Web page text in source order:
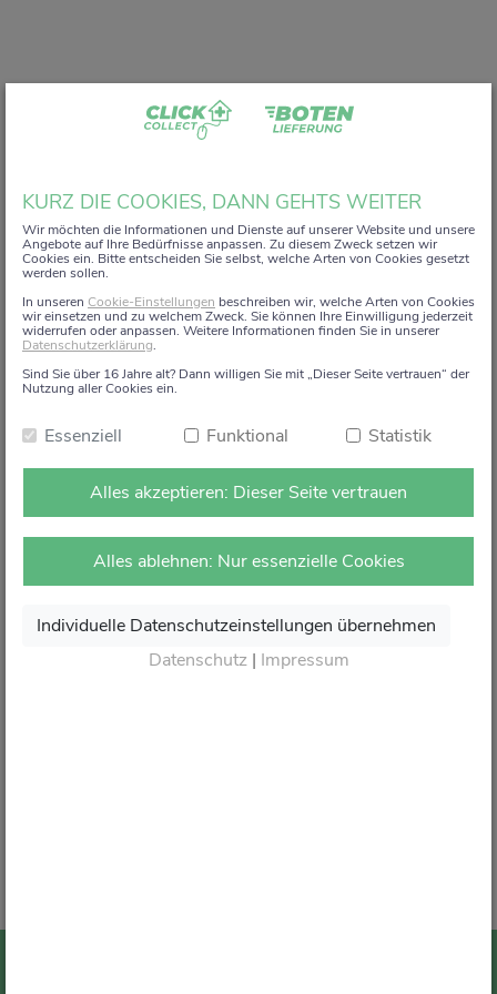
Liebe Kundin, lieber Kunde,
vielen Dank, dass Sie unser digitalesZACK+DA!
Aktionsregal genutzt haben.
Wir haben uns sehr gefreut, Sie auf diesem Weg begleiten
zu dürfen.
Dieses Angebot wird zum 15. Januar 2026 eingestellt.
Ab dem 16. Januar 2026 stehen die Online-
nicht mehr zur Verfügung.
Natürlich sind wir weiterhin persönlich für Sie da. Direkt
vor Ort in Ihrer Apotheke.
attraktive Angebote und den besten Service rund um Ihre
Danke für Ihr Vertrauen.
KURZ DIE COOKIES, DANN GEHTS WEITER
Wir möchten die Informationen und Dienste auf unserer Website und unsere
Angebote auf Ihre Bedürfnisse anpassen. Zu diesem Zweck setzen wir
Cookies ein. Bitte entscheiden Sie selbst, welche Arten von Cookies gesetzt
werden sollen.
In unseren Cookie-Einstellungen beschreiben wir, welche Arten von Cookies
wir einsetzen und zu welchem Zweck. Sie können Ihre Einwilligung jederzeit
widerrufen oder anpassen. Weitere Informationen finden Sie in unserer
Datenschutzerklärung.
Sind Sie über 16 Jahre alt? Dann willigen Sie mit „Dieser Seite vertrauen“ der
Nutzung aller Cookies ein.
Essenziell Funktional Statistik
Alles akzeptieren: Dieser Seite vertrauen
Alles ablehnen: Nur essenzielle Cookies
Individuelle Datenschutzeinstellungen übernehmen
Datenschutz| Impressum